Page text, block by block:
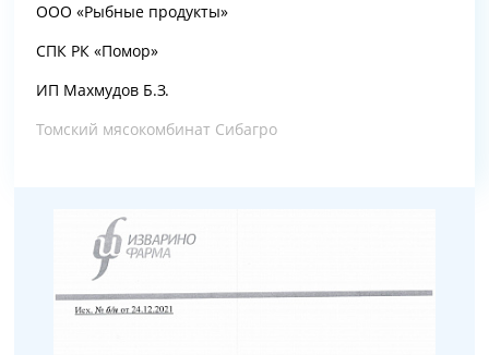
ООО «Рыбные продукты»
СПК РК «Помор»
ИП Махмудов Б.З.
Томский мясокомбинат Сибагро